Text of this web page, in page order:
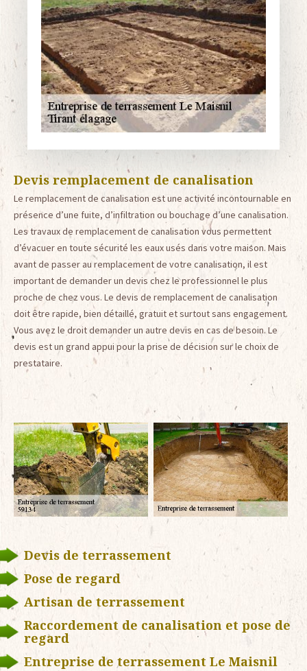
Devis remplacement de canalisation
Le remplacement de canalisation est une activité incontournable en
présence d’une fuite, d’infiltration ou bouchage d’une canalisation.
Les travaux de remplacement de canalisation vous permettent
d’évacuer en toute sécurité les eaux usés dans votre maison. Mais
avant de passer au remplacement de votre canalisation, il est
important de demander un devis chez le professionnel le plus
proche de chez vous. Le devis de remplacement de canalisation
doit être rapide, bien détaillé, gratuit et surtout sans engagement.
Vous avez le droit demander un autre devis en cas de besoin. Le
devis est un grand appui pour la prise de décision sur le choix de
prestataire.
Devis de terrassement
Pose de regard
Artisan de terrassement
Raccordement de canalisation et pose de
regard
Entreprise de terrassement Le Maisnil